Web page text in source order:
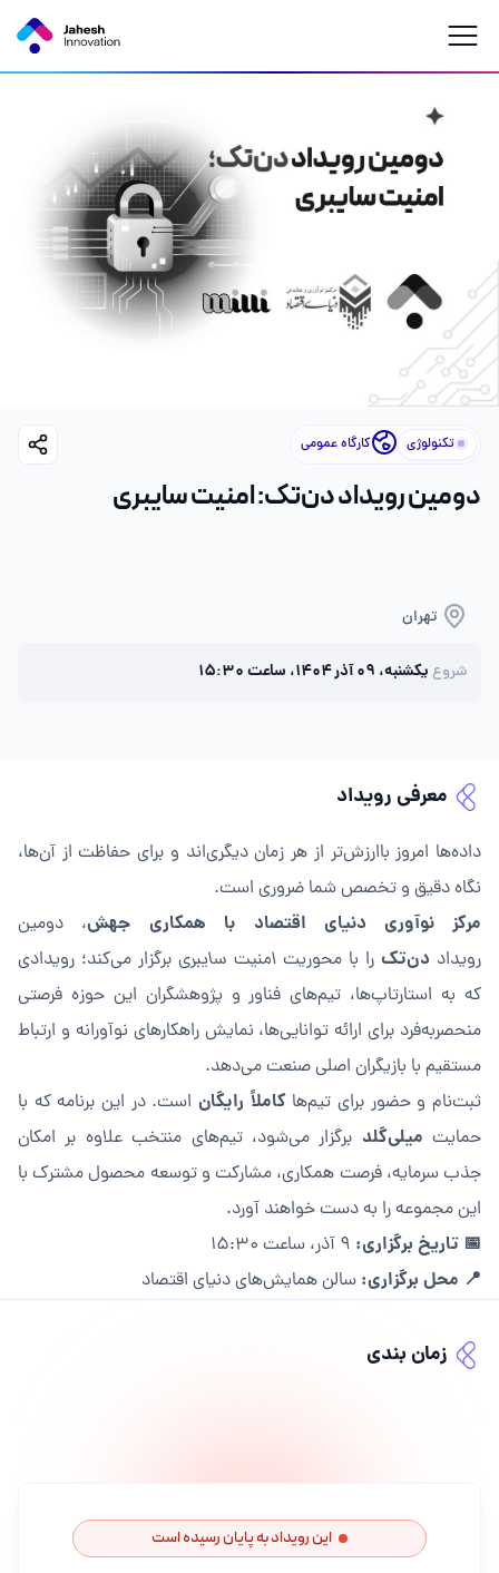
تکنولوژی کارگاه عمومی
دومین رویداد دن‌تک: امنیت سایبری
تهران
شروعیکشنبه، ۰۹ آذر ۱۴۰۴، ساعت ۱۵:۳۰
معرفی رویداد
داده‌ها امروز باارزش‌تر از هر زمان دیگری‌اند و برای حفاظت از آن‌ها،
نگاه دقیق و تخصص شما ضروری است.
مرکز نوآوری دنیای اقتصاد با همکاری جهش، دومین
رویداد دن‌تک را با محوریت امنیت سایبری برگزار می‌کند؛ رویدادی
که به استارتاپ‌ها، تیم‌های فناور و پژوهشگران این حوزه فرصتی
منحصربه‌فرد برای ارائه توانایی‌ها، نمایش راهکارهای نوآورانه و ارتباط
مستقیم با بازیگران اصلی صنعت می‌دهد.
ثبت‌نام و حضور برای تیم‌هاکاملاً رایگان است. در این برنامه که با
حمایت میلی‌گلد برگزار می‌شود، تیم‌های منتخب علاوه بر امکان
جذب سرمایه، فرصت همکاری، مشارکت و توسعه محصول مشترک با
این مجموعه را به دست خواهند آورد.
📅 تاریخ برگزاری:
📍 محل برگزاری: سالن همایش‌های دنیای اقتصاد
زمان بندی
این رویداد به پایان رسیده است